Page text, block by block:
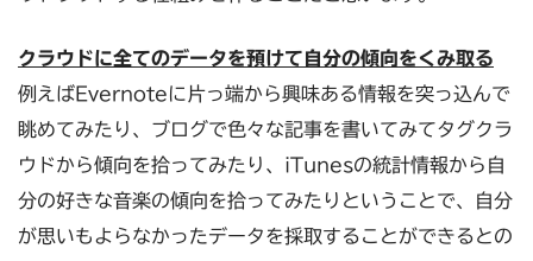
クラウドに全てのデータを預けて自分の傾向をくみ取る
例えばEvernoteに片っ端から興味ある情報を突っ込んで
眺めてみたり、ブログで色々な記事を書いてみてタグクラ
ウドから傾向を拾ってみたり、iTunesの統計情報から自
分の好きな音楽の傾向を拾ってみたりということで、自分
が思いもよらなかったデータを採取することができるとの